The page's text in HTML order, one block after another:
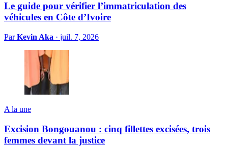
Le guide pour vérifier l’immatriculation des
véhicules en Côte d’Ivoire
ParKevin Aka · juil. 7, 2026
A la une
Excision Bongouanou : cinq fillettes excisées, trois
femmes devant la justice